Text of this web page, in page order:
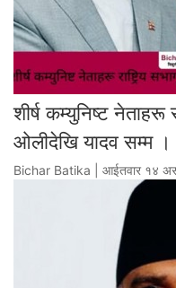
शीर्ष कम्युनिष्ट नेताहरू
ओलीदेखि यादव सम्म ।
Bichar Batika | आईतवार १४